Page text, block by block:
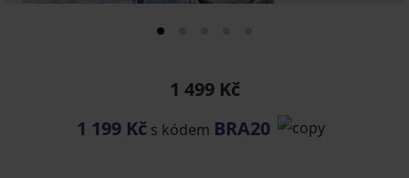
1 499 Kč
1 199 Kč s kódem BRA20